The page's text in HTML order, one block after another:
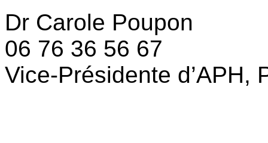
Dr Carole Poupon
06 76 36 56 67
Vice-Présidente d’APH,